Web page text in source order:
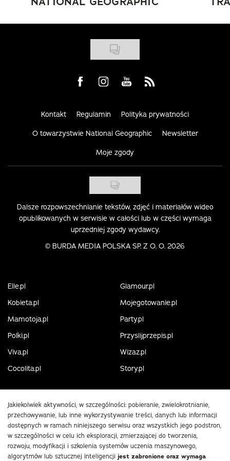
Visit us on Facebook
Visit us on Instagram
Visit us on Youtube
Visit us on Rss
Kontakt Regulamin Polityka prywatności
O towarzystwie National Geographic Newsletter
Moje zgody
Dalsze rozpowszechnianie tekstów, zdjęć i materiałów wideo
opublikowanych w serwisie w całości lub w części wymaga
uprzedniej zgody wydawcy.
© BURDA MEDIA POLSKA SP. Z O. O. 2026
Elle.pl
Glamour.pl
Kobieta.pl
Mojegotowanie.pl
Mamotoja.pl
Party.pl
Polki.pl
Przyslijprzepis.pl
Viva.pl
Wizaz.pl
Cocolita.pl
Story.pl
Jakiekolwiek aktywności, w szczególności: pobieranie, zwielokrotnianie,
przechowywanie, lub inne wykorzystywanie treści, danych lub informacji
dostępnych w ramach niniejszego serwisu oraz wszystkich jego podstron,
w szczególności w celu ich eksploracji, zmierzającej do tworzenia,
rozwoju, modyfikacji i szkolenia systemów uczenia maszynowego,
algorytmów lub sztucznej inteligencji jest zabronione oraz wymaga